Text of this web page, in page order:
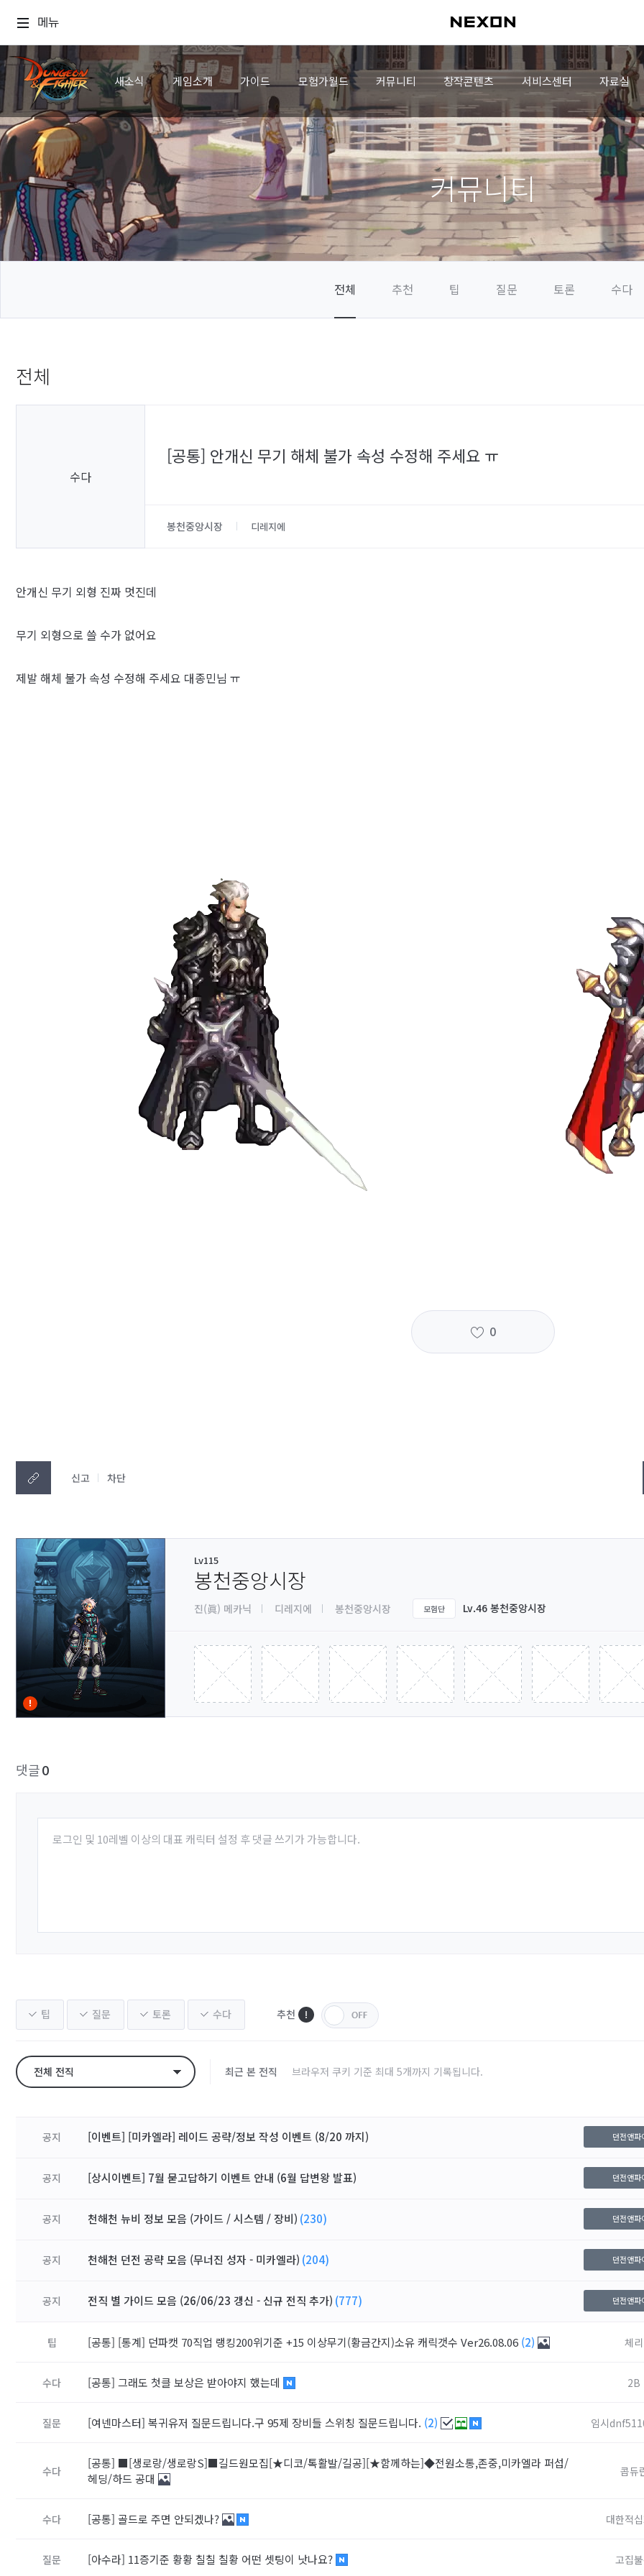
메뉴
새소식 게임소개 가이드 모험가월드 커뮤니티 창작콘텐츠 서비스센터 자료실
커뮤니티
전체 추천 팁 질문 토론 수다
전체
수다
[공통] 안개신 무기 해체 불가 속성 수정해 주세요 ㅠ
봉천중앙시장 디레지에
안개신 무기 외형 진짜 멋진데
무기 외형으로 쓸 수가 없어요
제발 해체 불가 속성 수정해 주세요 대종민님 ㅠ
0
신고 차단
Lv115
봉천중앙시장
진(眞) 메카닉 디레지에 봉천중앙시장 모험단 Lv.46 봉천중앙시장
댓글0
로그인 및 10레벨 이상의 대표 캐릭터 설정 후 댓글 쓰기가 가능합니다.
팁 질문 토론 수다 추천
전체 전직 최근 본 전직 브라우저 쿠키 기준 최대 5개까지 기록됩니다.
공지 [이벤트] [미카엘라] 레이드 공략/정보 작성 이벤트 (8/20 까지) 던전앤파
공지 [상시이벤트] 7월 묻고답하기 이벤트 안내 (6월 답변왕 발표) 던전앤파
공지 천해천 뉴비 정보 모음 (가이드 / 시스템 / 장비) (230) 던전앤파
공지 천해천 던전 공략 모음 (무너진 성자 - 미카엘라) (204) 던전앤파
공지 전직 별 가이드 모음 (26/06/23 갱신 - 신규 전직 추가) (777) 던전앤파
팁 [공통] [통계] 던파캣 70직업 랭킹200위기준 +15 이상무기(황금간지)소유 캐릭갯수 Ver26.08.06 (2) 체리
수다 [공통] 그래도 첫클 보상은 받아야지 했는데 2B
질문 [여넨마스터] 복귀유저 질문드립니다.구 95제 장비들 스위칭 질문드립니다. (2) 임시
수다
[공통] ■[생로랑/생로랑S]■길드원모집[★디코/톡활발/길공][★함께하는]◆전원소통,존중,미카엘라 퍼섭/
헤딩/하드 공대
콥듀
수다 [공통] 골드로 주면 안되겠나? 대한적
질문 [아수라] 11증기준 황황 칠칠 칠황 어떤 셋팅이 낫나요? 고집